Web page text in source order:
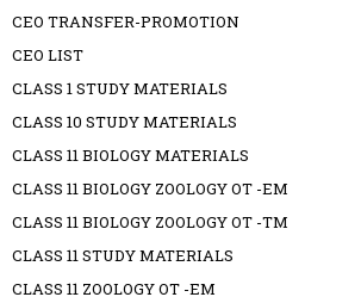
CEO TRANSFER-PROMOTION
CEO LIST
CLASS 1 STUDY MATERIALS
CLASS 10 STUDY MATERIALS
CLASS 11 BIOLOGY MATERIALS
CLASS 11 BIOLOGY ZOOLOGY OT -EM
CLASS 11 BIOLOGY ZOOLOGY OT -TM
CLASS 11 STUDY MATERIALS
CLASS 11 ZOOLOGY OT -EM